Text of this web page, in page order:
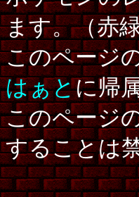
ます。（赤
このページ
はぁとに帰
このページ
することは